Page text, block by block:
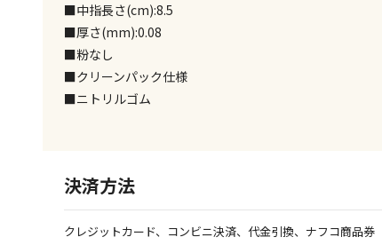
■中指長さ(cm):8.5
■厚さ(mm):0.08
■粉なし
■クリーンパック仕様
■ニトリルゴム
決済方法
クレジットカード、コンビニ決済、代金引換、ナフコ商品券